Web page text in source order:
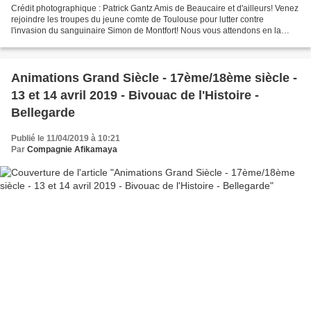
Crédit photographique : Patrick Gantz Amis de Beaucaire et d'ailleurs! Venez
rejoindre les troupes du jeune comte de Toulouse pour lutter contre
l'invasion du sanguinaire Simon de Montfort! Nous vous attendons en la
Animations Grand Siècle - 17ème/18ème siècle -
13 et 14 avril 2019 - Bivouac de l'Histoire -
Bellegarde
Publié le 11/04/2019 à 10:21
Par Compagnie Afikamaya